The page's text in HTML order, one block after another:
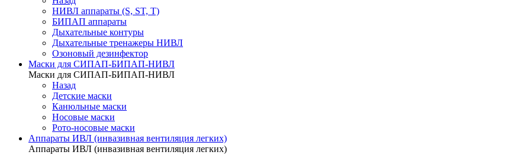
НИВЛ аппараты (S, ST, T)
БИПАП аппараты
Дыхательные контуры
Дыхательные тренажеры НИВЛ
Озоновый дезинфектор
Маски для СИПАП-БИПАП-НИВЛ
Маски для СИПАП-БИПАП-НИВЛ
Назад
Детские маски
Канюльные маски
Носовые маски
Рото-носовые маски
Аппараты ИВЛ (инвазивная вентиляция легких)
Аппараты ИВЛ (инвазивная вентиляция легких)